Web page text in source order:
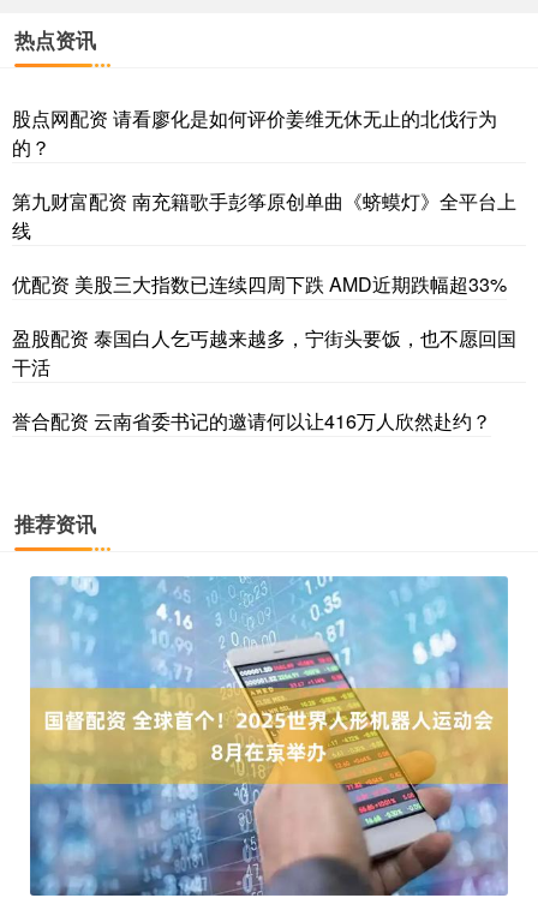
热点资讯
股点网配资 请看廖化是如何评价姜维无休无止的北伐行为
的？
第九财富配资 南充籍歌手彭筝原创单曲《蛴蟆灯》全平台上
线
优配资 美股三大指数已连续四周下跌 AMD近期跌幅超33%
盈股配资 泰国白人乞丐越来越多，宁街头要饭，也不愿回国
干活
誉合配资 云南省委书记的邀请何以让416万人欣然赴约？
推荐资讯